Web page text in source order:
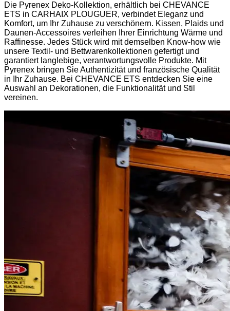
Die Pyrenex Deko-Kollektion, erhältlich bei CHEVANCE
ETS in CARHAIX PLOUGUER, verbindet Eleganz und
Komfort, um Ihr Zuhause zu verschönern. Kissen, Plaids und
Daunen-Accessoires verleihen Ihrer Einrichtung Wärme und
Raffinesse. Jedes Stück wird mit demselben Know-how wie
unsere Textil- und Bettwarenkollektionen gefertigt und
garantiert langlebige, verantwortungsvolle Produkte. Mit
Pyrenex bringen Sie Authentizität und französische Qualität
in Ihr Zuhause. Bei CHEVANCE ETS entdecken Sie eine
Auswahl an Dekorationen, die Funktionalität und Stil
vereinen.